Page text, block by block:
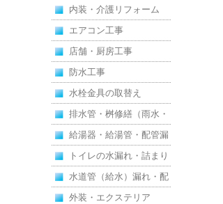
内装・介護リフォーム
エアコン工事
店舗・厨房工事
防水工事
水栓金具の取替え
排水管・桝修繕（雨水・
汚水）
給湯器・給湯管・配管漏
れ
トイレの水漏れ・詰まり
水道管（給水）漏れ・配
管
外装・エクステリア